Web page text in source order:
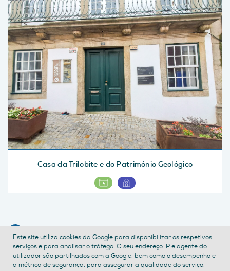
Casa da Trilobite e do Património Geológico
POLÍTICA DE PRIVACIDADETERMOS E CONDIÇÕES
ACESSIBILIDADE
Este site utiliza cookies da Google para disponibilizar os respetivos
serviços e para analisar o tráfego. O seu endereço IP e agente do
utilizador são partilhados com a Google, bem como o desempenho e
a métrica de segurança, para assegurar a qualidade do serviço,